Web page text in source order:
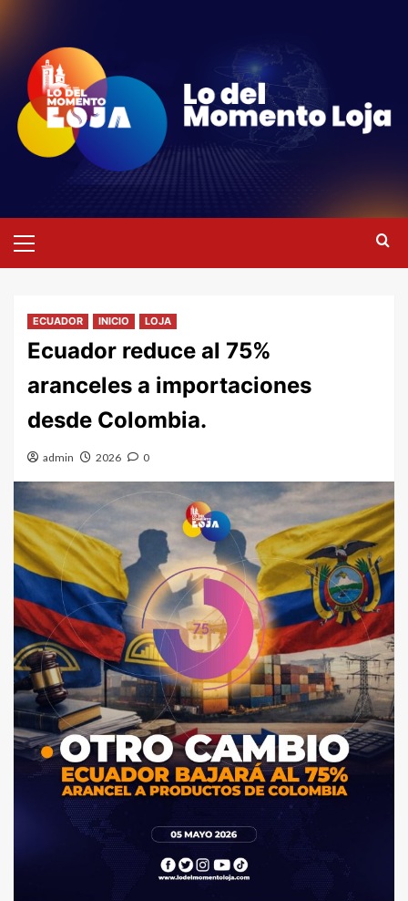
contenido
primario
ECUADOR INICIO LOJA
Ecuador reduce al 75%
aranceles a importaciones
desde Colombia.
admin 2026 0